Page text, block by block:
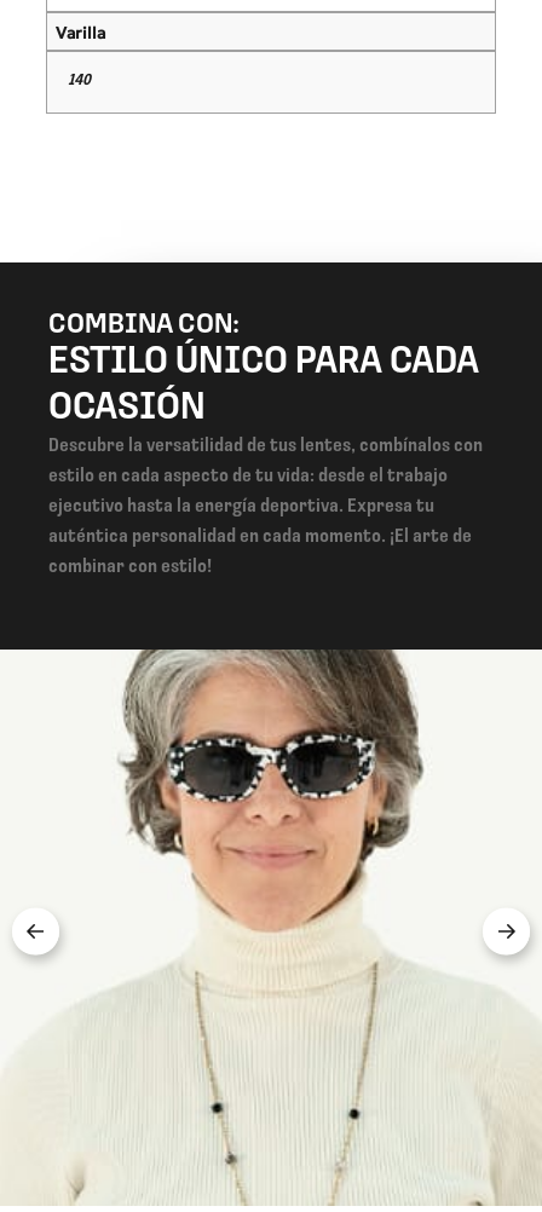
Varilla
140
COMBINA CON:
ESTILO ÚNICO PARA CADA
OCASIÓN
Descubre la versatilidad de tus lentes, combínalos con
estilo en cada aspecto de tu vida: desde el trabajo
ejecutivo hasta la energía deportiva. Expresa tu
auténtica personalidad en cada momento. ¡El arte de
combinar con estilo!